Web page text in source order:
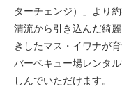
ターチェンジ）」より
清流から引き込んだ綺
きしたマス・イワナが育
バーベキュー場レンタ
しんでいただけます。